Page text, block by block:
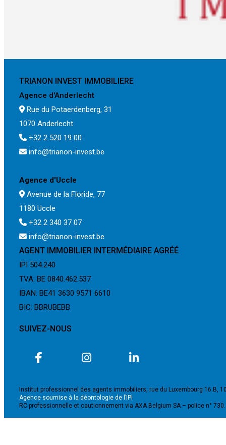
TRIANON INVEST IMMOBILIERE
Agence d'Anderlecht
Rue du Potaerdenberg, 31
1070 Anderlecht
+32 2 520 19 00
info@trianon-invest.be
Agence d'Uccle
Avenue de la Floride, 77
1180 Uccle
+32 2 340 37 07
info@trianon-invest.be
AGENT IMMOBILIER INTERMÉDIAIRE AGRÉÉ
IPI 504.240
TVA: BE 0840.462.537
IBAN: BE41 3630 9571 6610
BIC: BBRUBEBB
SUIVEZ-NOUS
Institut professionnel des agents immobiliers, rue du Luxembourg 16 B,
Agence soumise à la déontologie de l’IPI
RC professionnelle et cautionnement via AXA Belgium SA – police n°